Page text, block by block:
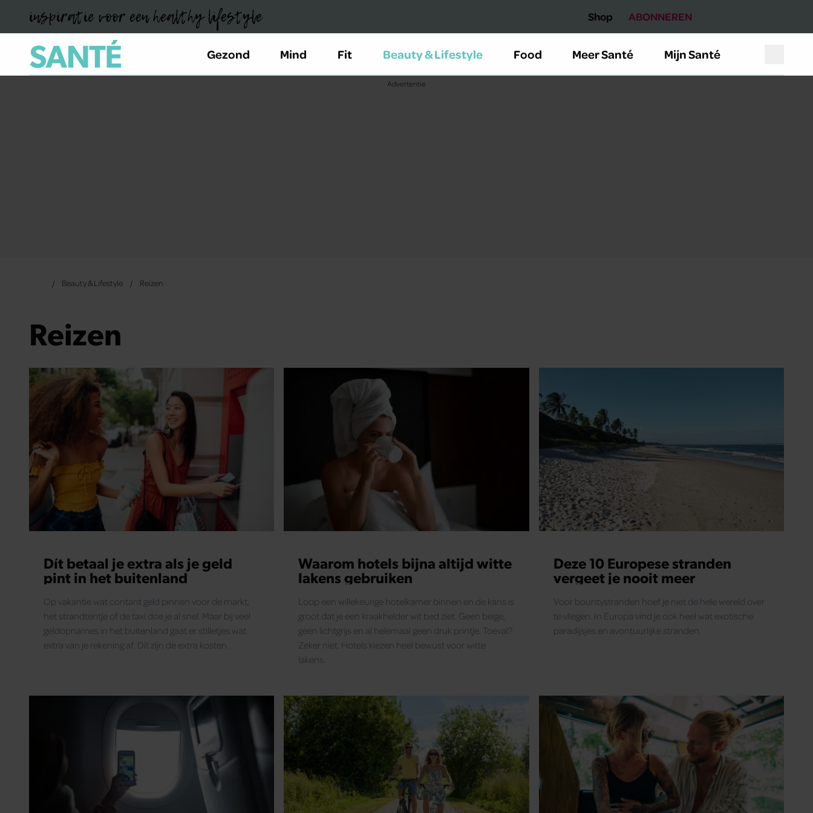
inspiratie voor een healthy lifestyle Shop ABONNEREN
Gezond Mind Fit Beauty & Lifestyle Food Meer Santé Mijn Santé
Beauty & Lifestyle Reizen
Reizen
Dít betaal je extra als je geld
pint in het buitenland
Op vakantie wat contant geld pinnen voor de markt,
het strandtentje of de taxi doe je al snel. Maar bij veel
geldopnames in het buitenland gaat er stilletjes wat
extra van je rekening af. Dít zijn de extra kosten.
Waarom hotels bijna altijd witte
lakens gebruiken
Loop een willekeurige hotelkamer binnen en de kans is
groot dat je een kraakhelder wit bed ziet. Geen beige,
geen lichtgrijs en al helemaal geen druk printje. Toeval?
Zeker niet. Hotels kiezen heel bewust voor witte
lakens.
Deze 10 Europese stranden
vergeet je nooit meer
Voor bountystranden hoef je niet de hele wereld over
te vliegen. In Europa vind je ook heel wat exotische
paradijsjes en avontuurlijke stranden.